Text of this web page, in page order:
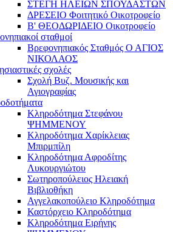
ΣΤΕΓΗ ΗΛΕΙΩΝ ΣΠΟΥΔΑΣΤΩΝ
ΔΡΕΣΕΙΟ Φοιτητικό Οικοτροφείο
Β' ΘΕΟΔΩΡΙΔΕΙΟ Οικοτροφείο
σταθμοί
Βρεφονηπιακός Σταθμός Ο ΑΓΙΟΣ
ΝΙΚΟΛΑΟΣ
σχολές
Σχολή Βυζ. Μουσικής και
Αγιογραφίας
Κληροδότημα Στεφάνου
ΨΗΜΜΕΝΟΥ
Κληροδότημα Χαρίκλειας
Μπιρμπίλη
Κληροδότημα Αφροδίτης
Λυκουργιώτου
Σωτηροπούλειος Ηλειακή
Βιβλιοθήκη
Αγγελακοπούλειο Κληροδότημα
Καστόρχειο Κληροδότημα
Κληροδότημα Ειρήνης